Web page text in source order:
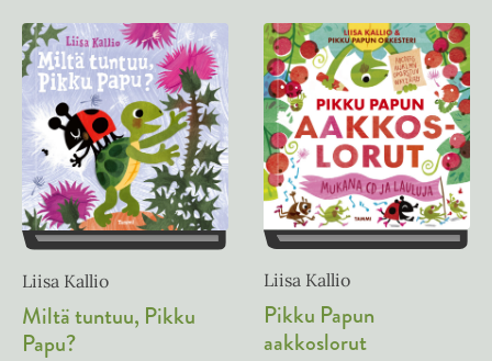
Liisa Kallio
Miltä tuntuu, Pikku
Papu?
Liisa Kallio
Pikku Papun
aakkoslorut